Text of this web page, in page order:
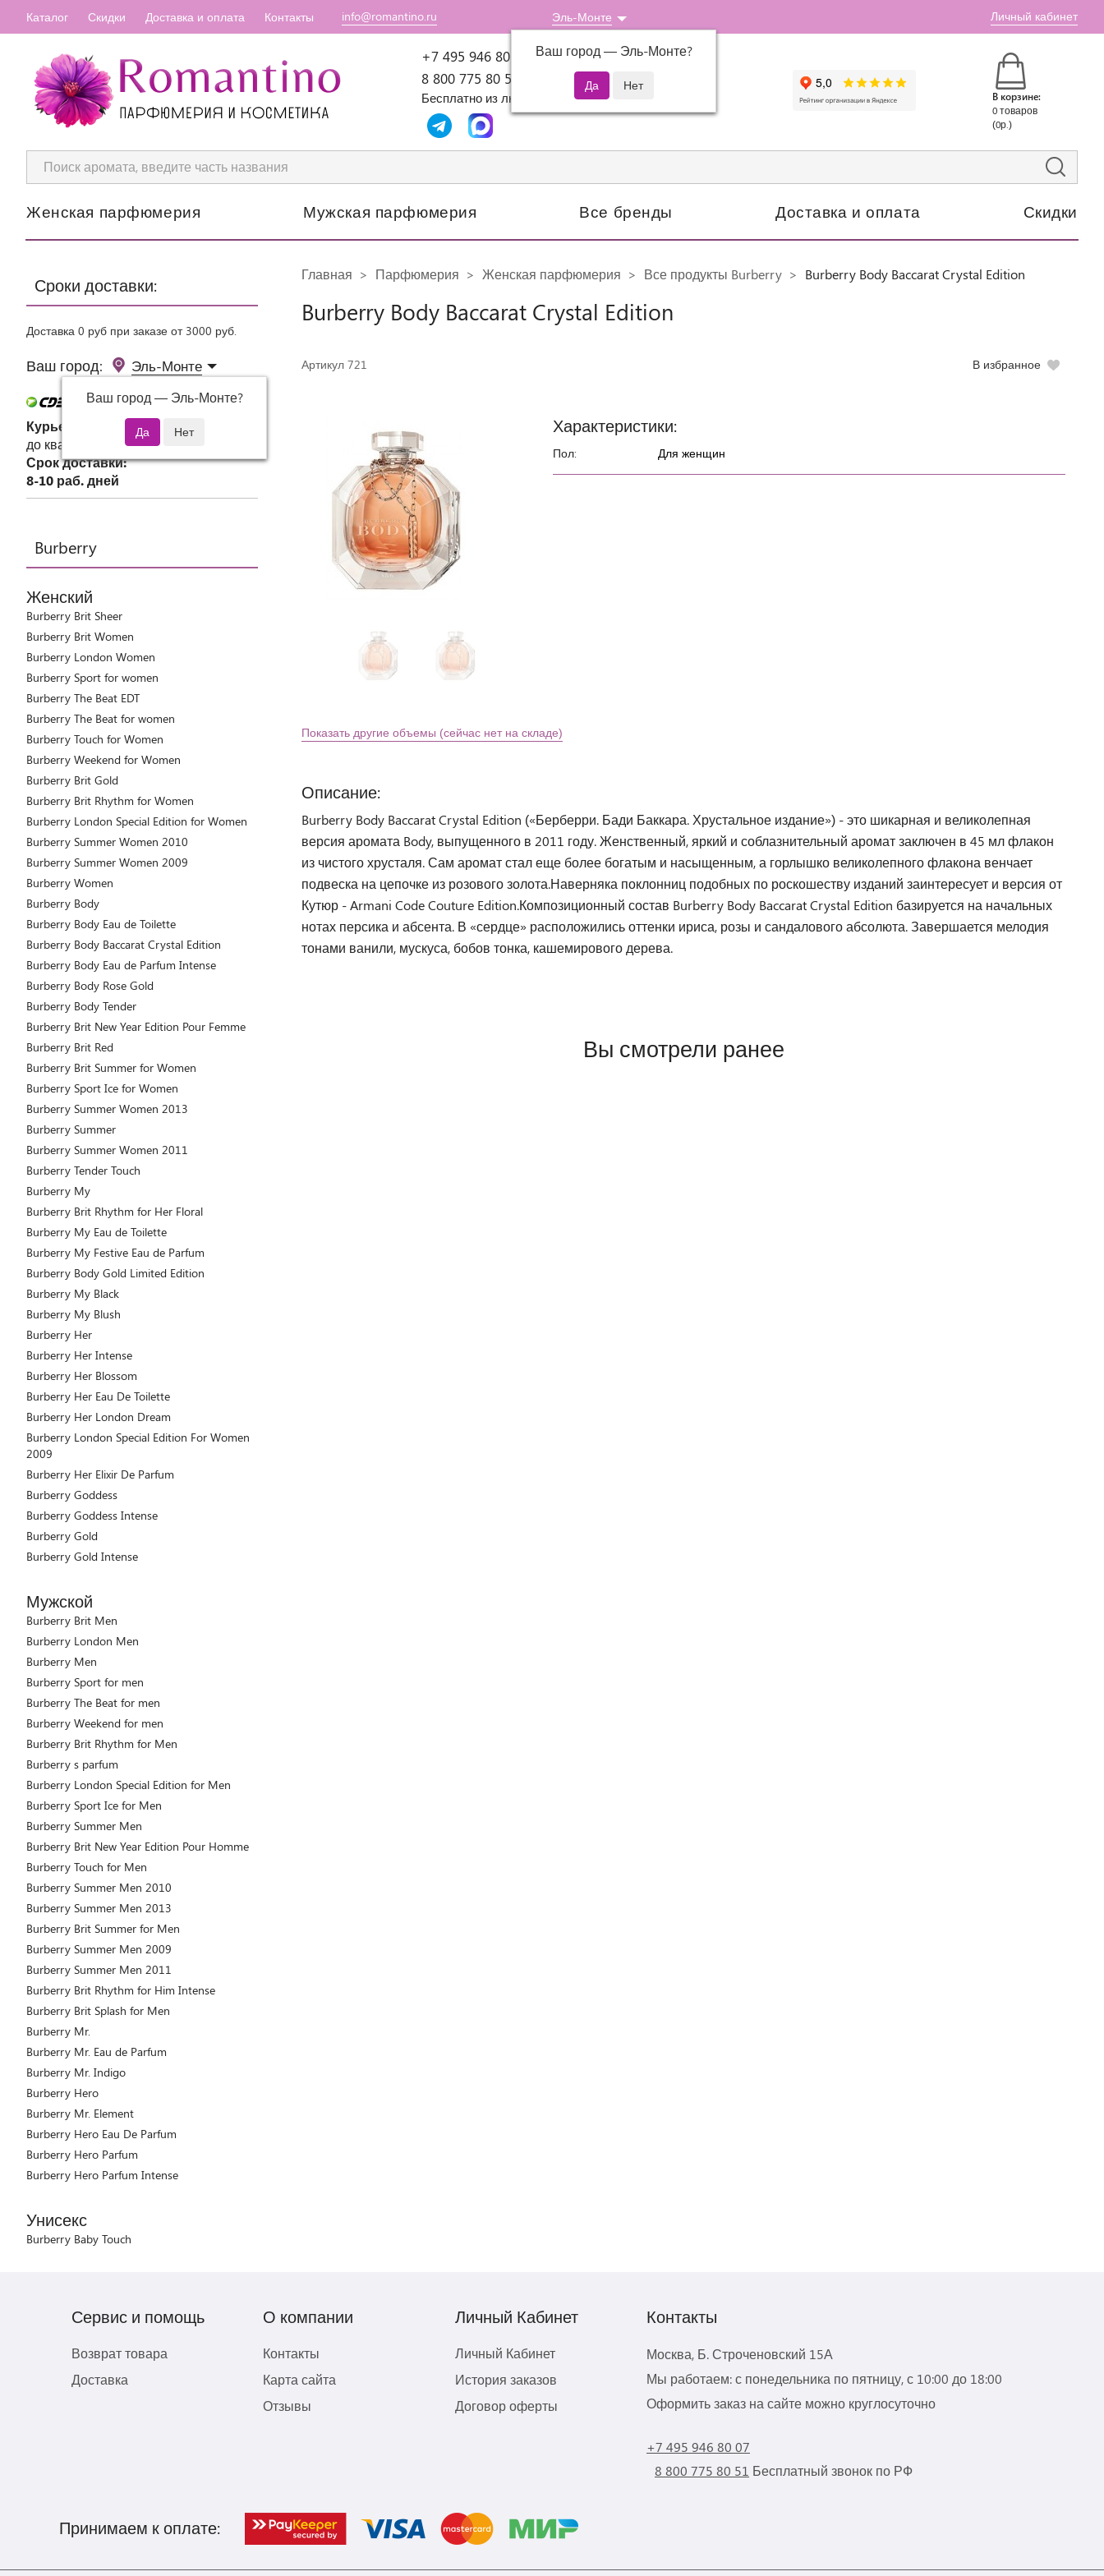
Каталог Скидки Доставка и оплата Контакты info@romantino.ru Эль-Монте
Ваш город — Эль-Монте?
Личный кабинет
+7 495 946 80 07 Пн-Пт: 10:00-18:00
8 800 775 80 51
Бесплатно из любого региона России
В корзине:
0 товаров
(0р.)
Женская парфюмерия Мужская парфюмерия Все бренды Доставка и оплата Скидки
Сроки доставки:
Доставка 0 руб при заказе от 3000 руб.
Ваш город: Эль-Монте
Ваш город — Эль-Монте?
Курьер СДЭК
до квартиры или офиса
Срок доставки:
8-10 раб. дней
Burberry
Женский
Burberry Brit Sheer
Burberry Brit Women
Burberry London Women
Burberry Sport for women
Burberry The Beat EDT
Burberry The Beat for women
Burberry Touch for Women
Burberry Weekend for Women
Burberry Brit Gold
Burberry Brit Rhythm for Women
Burberry London Special Edition for Women
Burberry Summer Women 2010
Burberry Summer Women 2009
Burberry Women
Burberry Body
Burberry Body Eau de Toilette
Burberry Body Baccarat Crystal Edition
Burberry Body Eau de Parfum Intense
Burberry Body Rose Gold
Burberry Body Tender
Burberry Brit New Year Edition Pour Femme
Burberry Brit Red
Burberry Brit Summer for Women
Burberry Sport Ice for Women
Burberry Summer Women 2013
Burberry Summer
Burberry Summer Women 2011
Burberry Tender Touch
Burberry My
Burberry Brit Rhythm for Her Floral
Burberry My Eau de Toilette
Burberry My Festive Eau de Parfum
Burberry Body Gold Limited Edition
Burberry My Black
Burberry My Blush
Burberry Her
Burberry Her Intense
Burberry Her Blossom
Burberry Her Eau De Toilette
Burberry Her London Dream
Burberry London Special Edition For Women
2009
Burberry Her Elixir De Parfum
Burberry Goddess
Burberry Goddess Intense
Burberry Gold
Burberry Gold Intense
Мужской
Burberry Brit Men
Burberry London Men
Burberry Men
Burberry Sport for men
Burberry The Beat for men
Burberry Weekend for men
Burberry Brit Rhythm for Men
Burberry s parfum
Burberry London Special Edition for Men
Burberry Sport Ice for Men
Burberry Summer Men
Burberry Brit New Year Edition Pour Homme
Burberry Touch for Men
Burberry Summer Men 2010
Burberry Summer Men 2013
Burberry Brit Summer for Men
Burberry Summer Men 2009
Burberry Summer Men 2011
Burberry Brit Rhythm for Him Intense
Burberry Brit Splash for Men
Burberry Mr.
Burberry Mr. Eau de Parfum
Burberry Mr. Indigo
Burberry Hero
Burberry Mr. Element
Burberry Hero Eau De Parfum
Burberry Hero Parfum
Burberry Hero Parfum Intense
Унисекс
Burberry Baby Touch
Главная Парфюмерия Женская парфюмерия Все продукты Burberry Burberry Body Baccarat Crystal Edition
Burberry Body Baccarat Crystal Edition
Артикул 721 В избранное
Характеристики:
Пол: Для женщин
Показать другие объемы (сейчас нет на складе)
Описание:
Burberry Body Baccarat Crystal Edition («Берберри. Бади Баккара. Хрустальное издание») - это шикарная и великолепная
версия аромата Body, выпущенного в 2011 году. Женственный, яркий и соблазнительный аромат заключен в 45 мл флакон
из чистого хрусталя. Сам аромат стал еще более богатым и насыщенным, а горлышко великолепного флакона венчает
подвеска на цепочке из розового золота.Наверняка поклонниц подобных по роскошеству изданий заинтересует и версия от
Кутюр - Armani Code Couture Edition.Композиционный состав Burberry Body Baccarat Crystal Edition базируется на начальных
нотах персика и абсента. В «сердце» расположились оттенки ириса, розы и сандалового абсолюта. Завершается мелодия
тонами ванили, мускуса, бобов тонка, кашемирового дерева.
Вы смотрели ранее
Сервис и помощь
Возврат товара
Доставка
О компании
Контакты
Карта сайта
Отзывы
Личный Кабинет
Личный Кабинет
История заказов
Договор оферты
Контакты
Москва, Б. Строченовский 15А
Мы работаем: с понедельника по пятницу, с 10:00 до 18:00
Оформить заказ на сайте можно круглосуточно
+7 495 946 80 07
8 800 775 80 51 Бесплатный звонок по РФ
Принимаем к оплате: